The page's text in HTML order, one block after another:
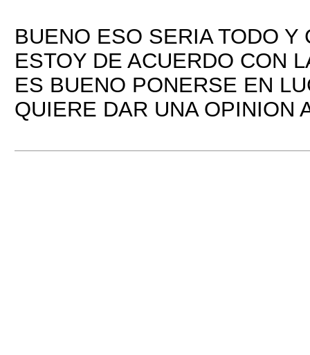
BUENO ESO SERIA TODO
ESTOY DE ACUERDO CON
ES BUENO PONERSE EN
QUIERE DAR UNA OPINION